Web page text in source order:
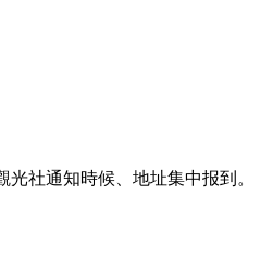
社通知時候、地址集中报到。